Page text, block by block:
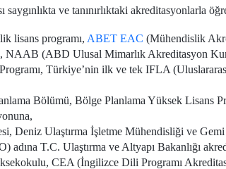
saygınlıkta ve tanınırlıktaki akreditasyonlarla
lisans programı, ABET EAC (Mühendislik
NAAB (ABD Ulusal Mimarlık Akreditasyon
Türkiye’nin ilk ve tek IFLA
Bölümü, Bölge Planlama Yüksek Lisans
Deniz Ulaştırma İşletme Mühendisliği ve
adına T.C. Ulaştırma ve Altyapı Bakanlığı
CEA (İngilizce Dili Programı